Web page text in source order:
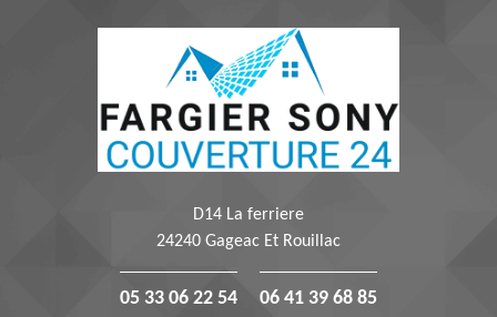
D14 La ferriere
24240 Gageac Et Rouillac
05 33 06 22 54 06 41 39 68 85